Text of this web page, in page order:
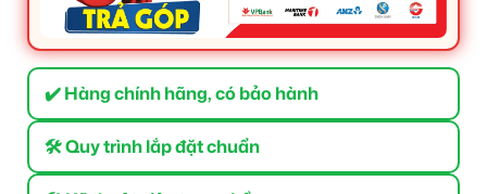
✔️ Hàng chính hãng, có bảo hành
🛠 Quy trình lắp đặt chuẩn